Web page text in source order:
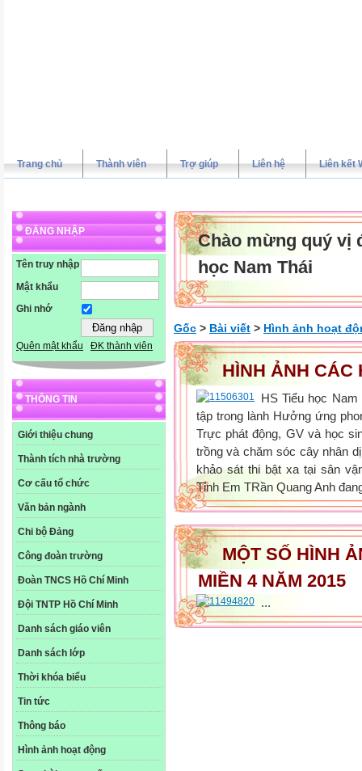
Trang chủ Thành viên Trợ giúp Liên hệ Liên kết
ĐĂNG NHẬP
Tên truy nhập
Mật khẩu
Ghi nhớ
Quên mật khẩu ĐK thành viên
THÔNG TIN
Giới thiệu chung
Thành tích nhà trường
Cơ cấu tổ chức
Văn bản ngành
Chi bộ Đảng
Công đoàn trường
Đoàn TNCS Hồ Chí Minh
Đội TNTP Hồ Chí Minh
Danh sách giáo viên
Danh sách lớp
Thời khóa biểu
Tin tức
Thông báo
Hình ảnh hoạt động
Chào mừng quý vị
học Nam Thái
Gốc > Bài viết > Hình ảnh hoạt
HÌNH ẢNH CÁC
HS Tiểu học
tập trong lành Hưởng ứng
Trực phát động, GV và học
trồng và chăm sóc cây nhân
khảo sát thi bật xa tại sân
Tỉnh Em TRần Quang Anh
MỘT SỐ HÌNH
MIỀN 4 NĂM 2015
...